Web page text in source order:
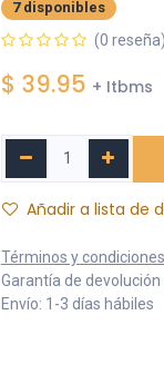
7 disponibles
(0 reseña)
$ 39.95 + Itbms
Añadir a lista de
Términos y condiciones
Garantía de devolución
Envío: 1-3 días hábiles